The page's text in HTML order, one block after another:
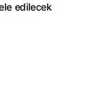
edilecek